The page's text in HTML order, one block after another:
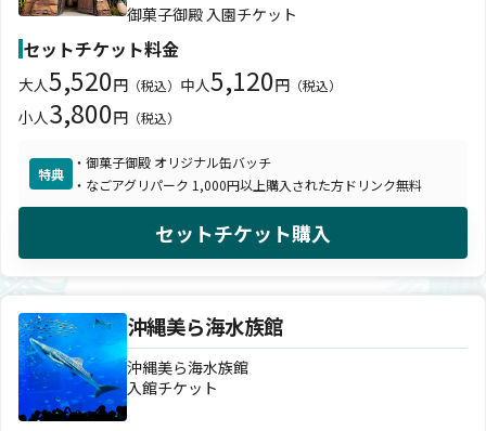
御菓子御殿 入園チケット
セットチケット料金
大人5,520円 （税込） 中人5,120円 （税込）
小人3,800円 （税込）
特典
・御菓子御殿 オリジナル缶バッチ
・なごアグリパーク 1,000円以上購入された方ドリンク無料
セットチケット購入
沖縄美ら海水族館
沖縄美ら海水族館
入館チケット